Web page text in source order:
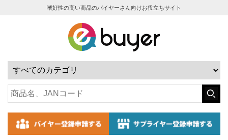
嗜好性の高い商品のバイヤーさん向けお役立ちサイト